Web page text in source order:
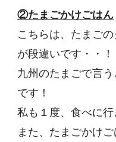
②たまごかけごはん
こちらは、たまご
が段違いです・・！
九州のたまごで言
です！
私も１度、食べに行
また、たまごかけ